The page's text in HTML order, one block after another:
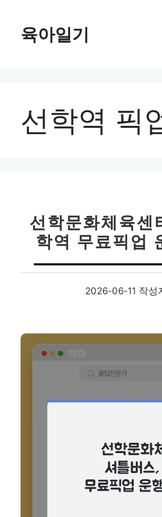
육아일기
선학역 픽
선학문화체육센
학역 무료픽업
2026-06-11 작성